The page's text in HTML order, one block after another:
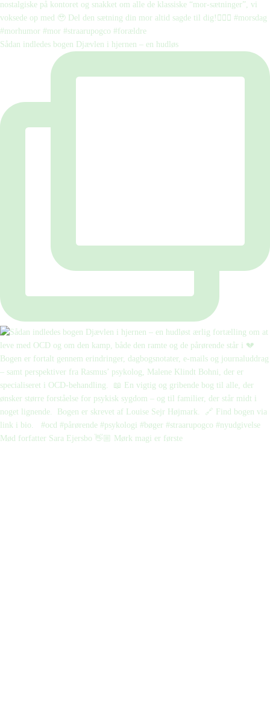
Sådan indledes bogen Djævlen i hjernen – en hudløs
Mød forfatter Sara Ejersbo 👋🏼 Mørk magi er første